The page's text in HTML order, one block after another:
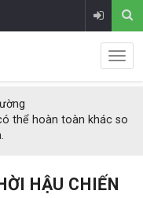
thể hoàn toàn khác so
HẬU CHIẾN